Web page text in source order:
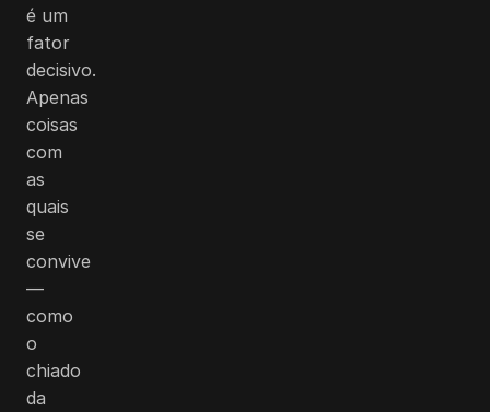
é um
fator
decisivo.
Apenas
coisas
com
as
quais
se
convive
—
como
o
chiado
da